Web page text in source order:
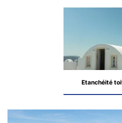
Etanchéité